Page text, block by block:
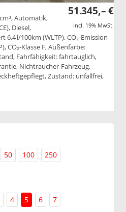
51.345,– €
incl. 19% MwSt.
Automatik,
Diesel,
l/100km (WLTP), CO₂-Emission
CO₂-Klasse F, Außenfarbe:
Fahrfähigkeit: fahrtauglich,
Nichtraucher-Fahrzeug,
Zustand: unfallfrei,
drucken
50 100 250
4 5 6 7